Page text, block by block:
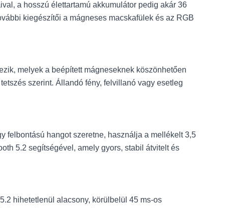
a hosszú élettartamú akkumulátor pedig akár 36
kiegészítői a mágneses macskafülek és az RGB
melyek a beépített mágneseknek köszönhetően
szerint. Állandó fény, felvillanó vagy esetleg
felbontású hangot szeretne, használja a mellékelt 3,5
5.2 segítségével, amely gyors, stabil átvitelt és
hihetetlenül alacsony, körülbelül 45 ms-os